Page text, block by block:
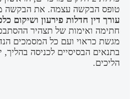
טופס הבקשה עצמה. את הבקשה
עורך דין חדלות פירעון ושיקום
חתימה ואימות של תצהיר
מגשת כראוי ועם כל המסמכים
בתנאים הבסיסיים לכניסה בהליך,
הליכים.